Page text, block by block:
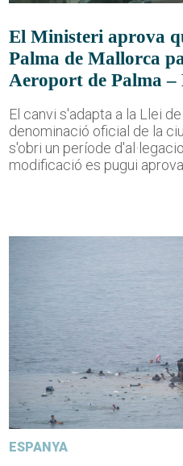
El Ministeri aprova
Palma de Mallorca
Aeroport de Palma
El canvi s'adapta a la Llei
denominació oficial de la
s'obri un període
modificació es pugui
ESPANYA